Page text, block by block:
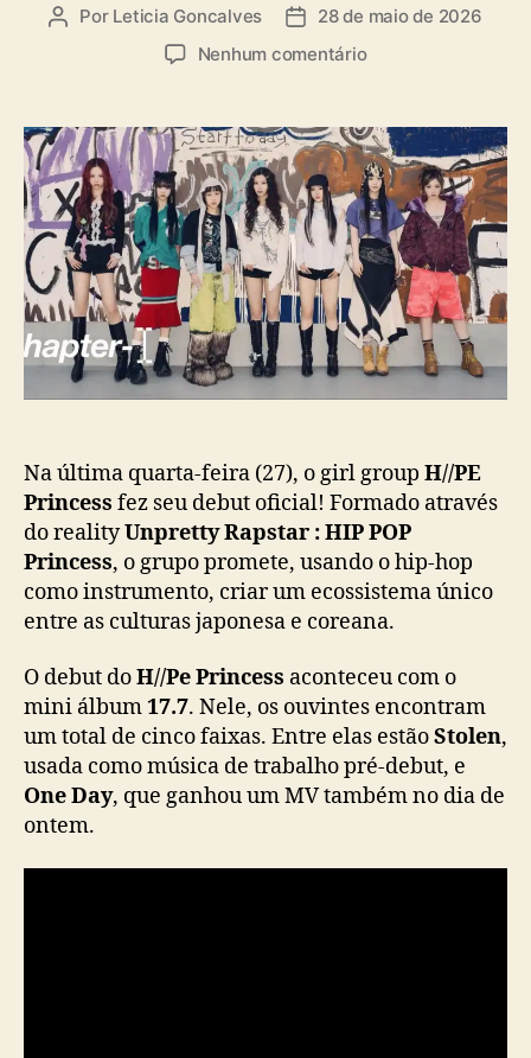
A
r
d
o
p
o
s
t
Por Leticia Goncalves
D
d
e
p
u
b
i
c
a
ç
ã
28 de maio de 2026
Nenhum comentárioe
/
/
P
E
P
r
n
c
e
e
b
u
a
o
f
c
i
a
l
m
e
Na última quarta-feira (27), o girl group H//PE
Princess fez seu debut oficial! Formado através
do realityUnpretty Rapstar : HIP POP
Princess, o grupo promete, usando o hip-hop
como instrumento, criar um ecossistema único
entre as culturas japonesa e coreana.
O debut doH//Pe Princess aconteceu com o
mini álbum17.7. Nele, os ouvintes encontram
um total de cinco faixas. Entre elas estãoStolen,
usada como música de trabalho pré-debut, e
One Day, que ganhou um MV também no dia de
ontem.